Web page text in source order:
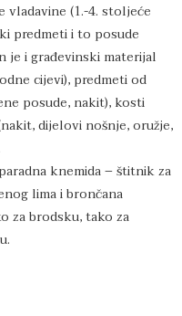
vladavine (1.-4. stoljeće
predmeti i to posude
je i građevinski materijal
cijevi), predmeti od
posude, nakit), kosti
dijelovi nošnje, oružje,
knemida – štitnik za
lima i brončana
za brodsku, tako za